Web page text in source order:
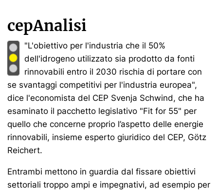
cepAnalisi
"L'obiettivo per l'industria che il 50%
dell'idrogeno utilizzato sia prodotto da fonti
rinnovabili entro il 2030 rischia di portare con
se svantaggi competitivi per l'industria europea",
dice l'economista del CEP Svenja Schwind, che ha
esaminato il pacchetto legislativo "Fit for 55" per
quello che concerne proprio l’aspetto delle energie
rinnovabili, insieme esperto giuridico del CEP, Götz
Reichert.
Entrambi mettono in guardia dal fissare obiettivi
settoriali troppo ampi e impegnativi, ad esempio per